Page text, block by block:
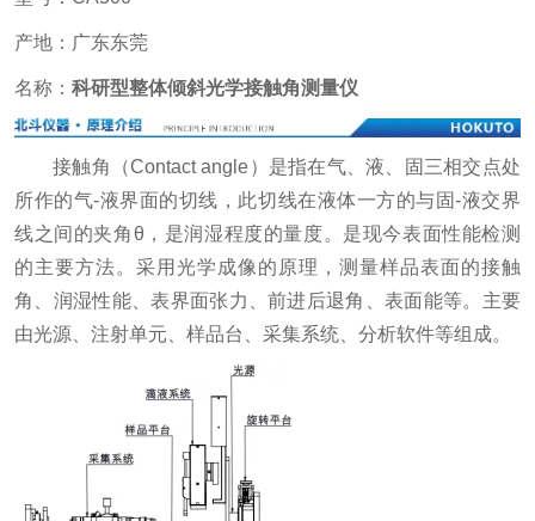
产地：广东东莞
名称： 科研型整体倾斜光学接触角测量仪
接触角（Contact angle）是指在气、液、固三相交点处
所作的气-液界面的切线，此切线在液体一方的与固-液交界
线之间的夹角θ，是润湿程度的量度。是现今表面性能检测
的主要方法。采用光学成像的原理，测量样品表面的接触
角、润湿性能、表界面张力、前进后退角、表面能等。主要
由光源、注射单元、样品台、采集系统、分析软件等组成。